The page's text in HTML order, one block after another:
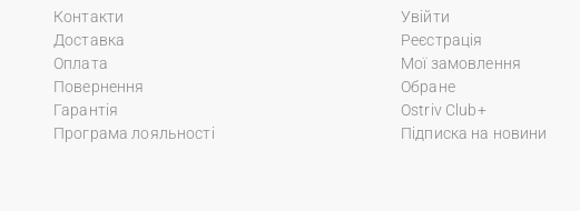
Контакти
Доставка
Оплата
Повернення
Гарантія
Програма лояльності
Увійти
Реєстрація
Мої замовлення
Обране
Ostriv Club+
Підписка на новини